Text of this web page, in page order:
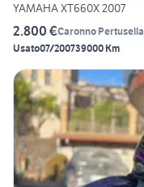
YAMAHA XT660X 2007
2.800 €Caronno Pertusella
Usato07/200739000 Km